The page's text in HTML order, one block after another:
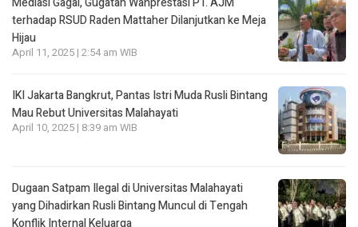
terhadap RSUD Raden Mattaher Dilanjutkan ke Meja
Hijau
April 11, 2025 | 2:54 am WIB
IKI Jakarta Bangkrut, Pantas Istri Muda Rusli Bintang
Mau Rebut Universitas Malahayati
April 10, 2025 | 8:39 am WIB
Dugaan Satpam Ilegal di Universitas Malahayati
yang Dihadirkan Rusli Bintang Muncul di Tengah
Konflik Internal Keluarga